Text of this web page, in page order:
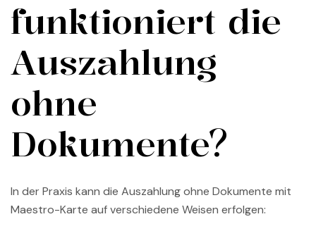
funktioniert die
Auszahlung
ohne
Dokumente?
In der Praxis kann die Auszahlung ohne Dokumente mit
Maestro-Karte auf verschiedene Weisen erfolgen: